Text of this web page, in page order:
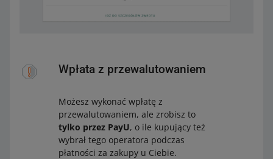
Wpłata z przewalutowaniem
Możesz wykonać wpłatę z
przewalutowaniem, ale zrobisz to
tylko przez PayU, o ile kupujący też
wybrał tego operatora podczas
płatności za zakupy u Ciebie.